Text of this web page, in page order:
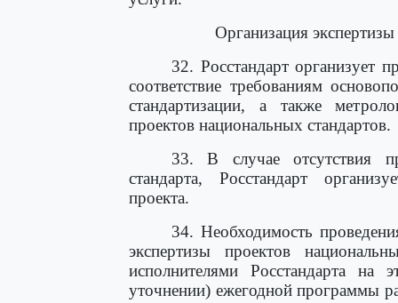
Организация
32. Росстандарт организует
соответствие требованиям
стандартизации, а также
проектов национальных стандартов.
33. В случае отсутствия
стандарта, Росстандарт
проекта.
34. Необходимость
экспертизы проектов
исполнителями Росстандарта
уточнении) ежегодной программы